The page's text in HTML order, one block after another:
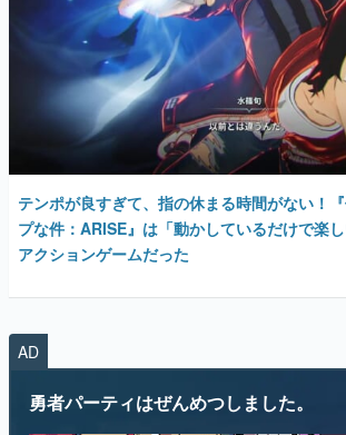
テンポが良すぎて、指の休まる時間がない！
プな件：ARISE』は「動かしているだけで楽
アクションゲームだった
AD
勇者パーティはぜんめつしました。